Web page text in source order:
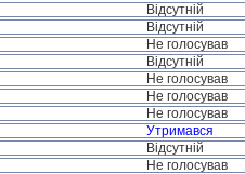
Відсутній
Відсутній
Не голосував
Відсутній
Не голосував
Не голосував
Не голосував
Утримався
Відсутній
Не голосував